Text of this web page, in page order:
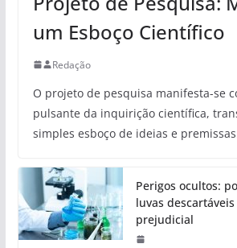
um Esboço Científico
Redação
O projeto de pesquisa manifesta-se
pulsante da inquirição científica,
simples esboço de ideias e
Perigos ocultos:
luvas
prejudicial